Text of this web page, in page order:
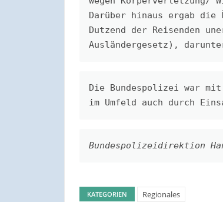
Darüber hinaus ergab
Dutzend der Reisenden
Ausländergesetz),
Die Bundespolizei war mit
im Umfeld auch durch
Bundespolizeidirektion
KATEGORIEN Regionales